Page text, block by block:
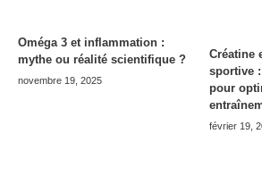
Oméga 3 et inflammation :
mythe ou réalité scientifique ?
novembre 19, 2025
Créatine
sportive
pour
février 19,